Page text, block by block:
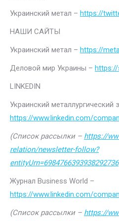
Украинский метал – https://
НАШИ САЙТЫ
Украинский метал – https://
Деловой мир Украины –
LINKEDIN
Украинский металлургический
https://www.linkedin.com/
(Список рассылки – https://
relation/newsletter-follow?
entityUrn=6984766393938292736
Журнал Business World –
https://www.linkedin.com/
(Список рассылки – https://